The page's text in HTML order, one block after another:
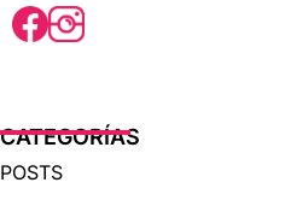
CATEGORÍAS
POSTS